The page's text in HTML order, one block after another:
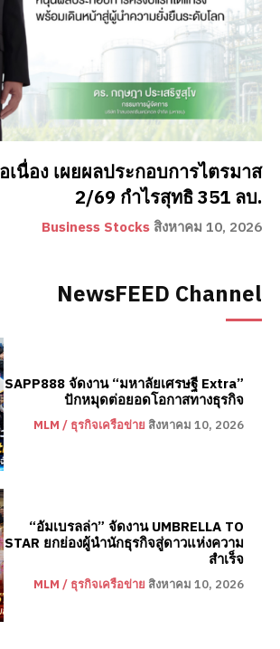
เนื่อง เผยผลประกอบการไตรมาส
2/69 กำไรสุทธิ 351 ลบ.
Business Stocks สิงหาคม 10, 2026
NewsFEED Channel
SAPP888 จัดงาน “มหาลัยเศรษฐี Extra”
ปักหมุดต่อยอดโอกาสทางธุรกิจ
MLM / ธุรกิจเครือข่าย สิงหาคม 10, 2026
“อัมเบรลล่า” จัดงาน UMBRELLA TO
STAR ยกย่องผู้นำนักธุรกิจสู่ดาวแห่งความ
สำเร็จ
MLM / ธุรกิจเครือข่าย สิงหาคม 10, 2026